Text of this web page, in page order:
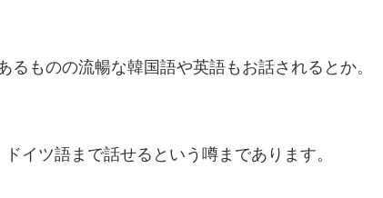
るものの流暢な韓国語や英語もお話されるとか。
イツ語まで話せるという噂まであります。